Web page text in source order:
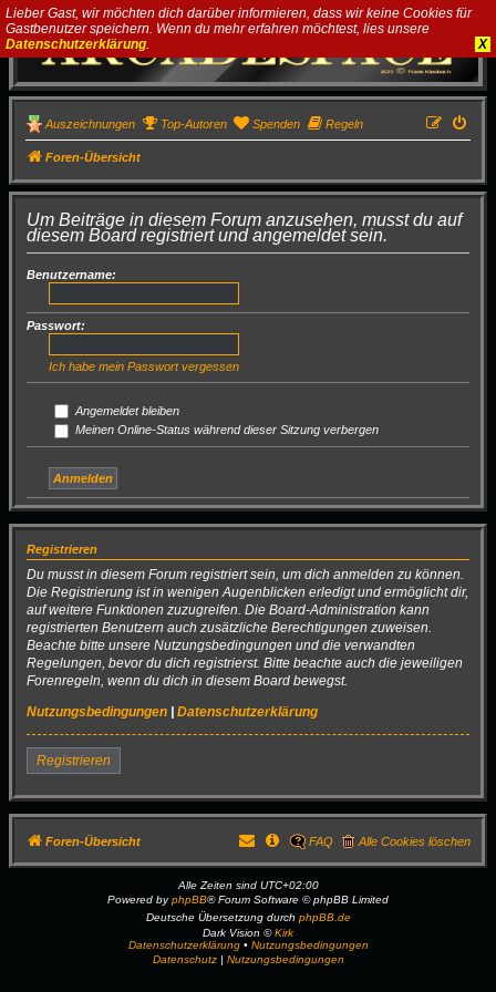
Lieber Gast, wir möchten dich darüber informieren, dass wir keine Cookies für
Gastbenutzer speichern. Wenn du mehr erfahren möchtest, lies unsere
Datenschutzerklärung. X
Auszeichnungen Top-Autoren Spenden Regeln
Foren-Übersicht
Um Beiträge in diesem Forum anzusehen, musst du auf
diesem Board registriert und angemeldet sein.
Benutzername:
Passwort:
Ich habe mein Passwort vergessen
Angemeldet bleiben
Meinen Online-Status während dieser Sitzung verbergen
Registrieren
Du musst in diesem Forum registriert sein, um dich anmelden zu können.
Die Registrierung ist in wenigen Augenblicken erledigt und ermöglicht dir,
auf weitere Funktionen zuzugreifen. Die Board-Administration kann
registrierten Benutzern auch zusätzliche Berechtigungen zuweisen.
Beachte bitte unsere Nutzungsbedingungen und die verwandten
Regelungen, bevor du dich registrierst. Bitte beachte auch die jeweiligen
Forenregeln, wenn du dich in diesem Board bewegst.
Nutzungsbedingungen
Datenschutzerklärung
Registrieren
Foren-Übersicht Alle Cookies löschen
FAQ
Alle Zeiten sind UTC+02:00
Powered byphpBB® Forum Software © phpBB Limited
Deutsche Übersetzung durch phpBB.de
Dark Vision ©Kirk
Datenschutzerklärung• Nutzungsbedingungen
Datenschutz| Nutzungsbedingungen